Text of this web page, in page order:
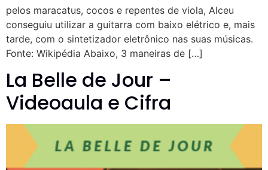
pelos maracatus, cocos e repentes de viola, Alceu
conseguiu utilizar a guitarra com baixo elétrico e, mais
tarde, com o sintetizador eletrônico nas suas músicas.
Fonte: Wikipédia Abaixo, 3 maneiras de […]
La Belle de Jour –
Videoaula e Cifra